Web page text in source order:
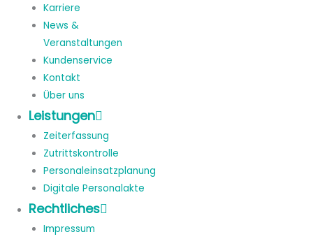
Karriere
News &
Veranstaltungen
Kundenservice
Kontakt
Über uns
Leistungen
Zeiterfassung
Zutrittskontrolle
Personaleinsatzplanung
Digitale Personalakte
Rechtliches
Impressum